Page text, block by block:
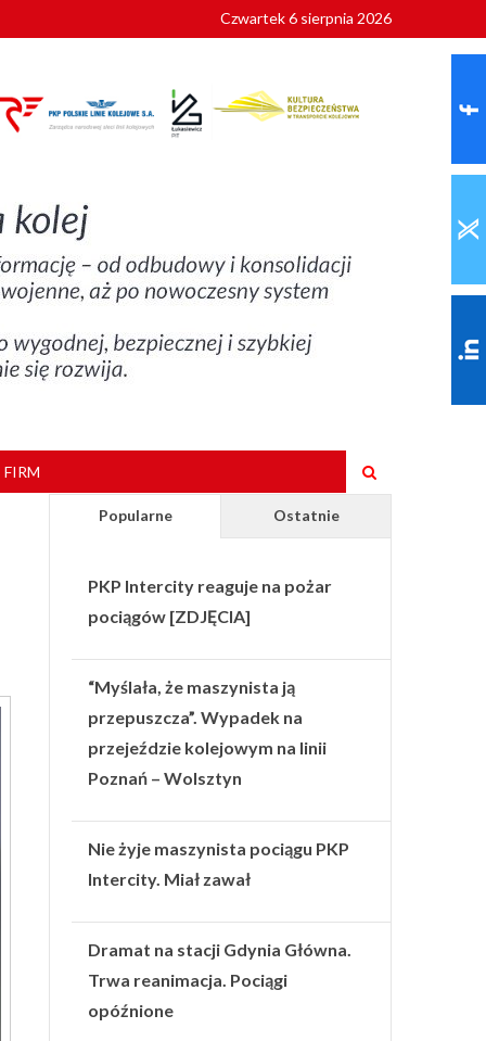
Czwartek 6 sierpnia 2026
Popularne Ostatnie
PKP Intercity reaguje na pożar
pociągów [ZDJĘCIA]
“Myślała, że maszynista ją
przepuszcza”. Wypadek na
przejeździe kolejowym na linii
Poznań – Wolsztyn
Nie żyje maszynista pociągu PKP
Intercity. Miał zawał
Dramat na stacji Gdynia Główna.
Trwa reanimacja. Pociągi
opóźnione